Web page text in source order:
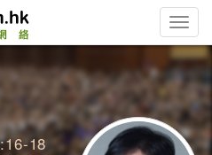
Toggle
18